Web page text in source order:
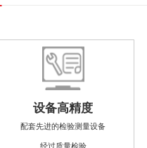
设备高精度
配套先进的检验测量设备
经过质量检验